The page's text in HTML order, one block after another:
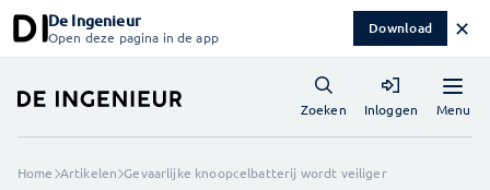
De Ingenieur
Open deze pagina in de app Download ✕
Menu
Zoeken Inloggen
Home Artikelen Gevaarlijke knoopcelbatterij wordt veiliger